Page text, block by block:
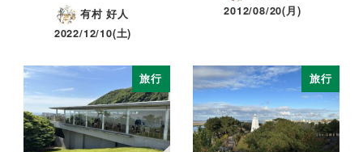
有村 好人
2022/12/10(土)
2012/08/20(月)
旅行 旅行